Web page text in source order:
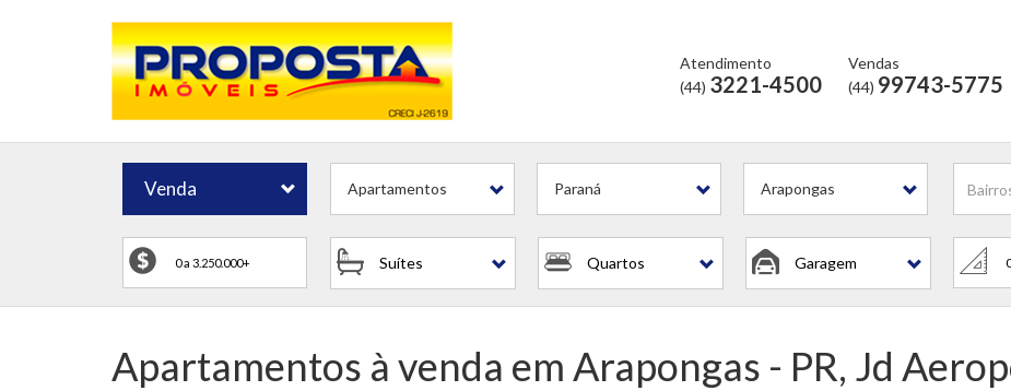
Atendimento
(44) 3221-4500
Vendas
(44) 99743-5775
Venda Apartamentos Paraná Arapongas
Suítes Quartos Garagem
Apartamentos à venda em Arapongas - PR, Jd